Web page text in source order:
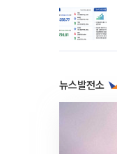
뉴스발전소